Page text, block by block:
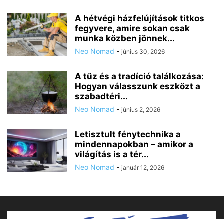
A hétvégi házfelújítások titkos
fegyvere, amire sokan csak
munka közben jönnek...
Neo Nomad - június 30, 2026
A tűz és a tradíció találkozása:
Hogyan válasszunk eszközt a
szabadtéri...
Neo Nomad - június 2, 2026
Letisztult fénytechnika a
mindennapokban – amikor a
világítás is a tér...
Neo Nomad - január 12, 2026